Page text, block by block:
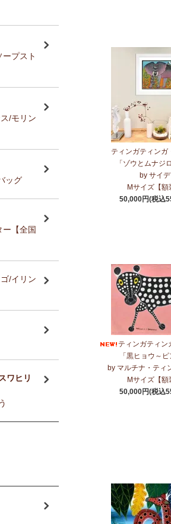
ティンガティンガ
「ゾウとムナジ
by サイデ
Mサイズ【額
50,000円(税込
ティンガティン
「黒ヒョウ～ピ
by マルチナ・ティ
Mサイズ【額
50,000円(税込
プスト
/モリン
ッグ
ー【全国
/イリン
ワヒリ